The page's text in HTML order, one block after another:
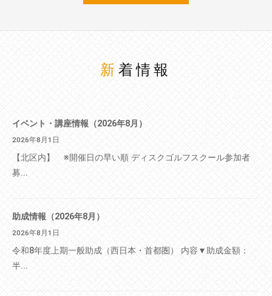
新着情報
イベント・講座情報（2026年8月）
2026年8月1日
【北区内】 ※開催日の早い順 ディスクゴルフスクール参加者
募...
助成情報（2026年8月）
2026年8月1日
令和8年度上期一般助成（西日本・首都圏） 内容▼助成金額：
半...